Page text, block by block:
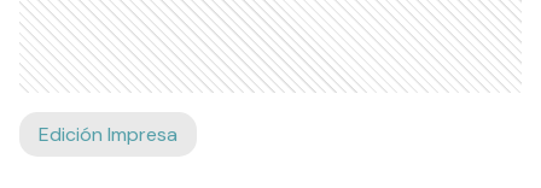
Edición Impresa